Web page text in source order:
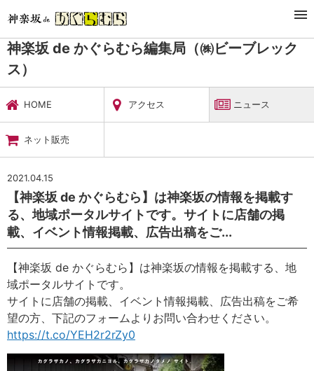
暮らし・娯楽
神楽坂 de かぐらむら編集局（㈱ビーブレックス）
ニュース
神楽坂 de かぐらむら編集局（㈱ビーブレック
ス）
HOME アクセス ニュース
ネット販売
2021.04.15
【神楽坂 de かぐらむら】は神楽坂の情報を掲載す
る、地域ポータルサイトです。サイトに店舗の掲
載、イベント情報掲載、広告出稿をご...
【神楽坂 de かぐらむら】は神楽坂の情報を掲載する、地
域ポータルサイトです。
サイトに店舗の掲載、イベント情報掲載、広告出稿をご希
望の方、下記のフォームよりお問い合わせください。
https://t.co/YEH2r2rZy0